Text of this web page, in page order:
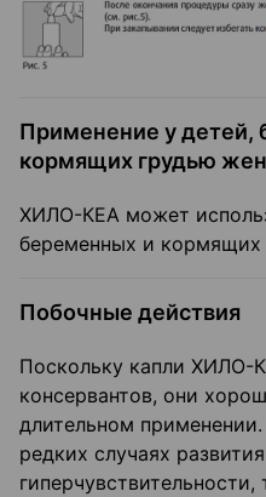
Применение у детей,
кормящих грудью
ХИЛО-КЕА может
беременных и
Побочные действия
Поскольку капли ХИЛО-
консервантов, они
длительном
редких случаях